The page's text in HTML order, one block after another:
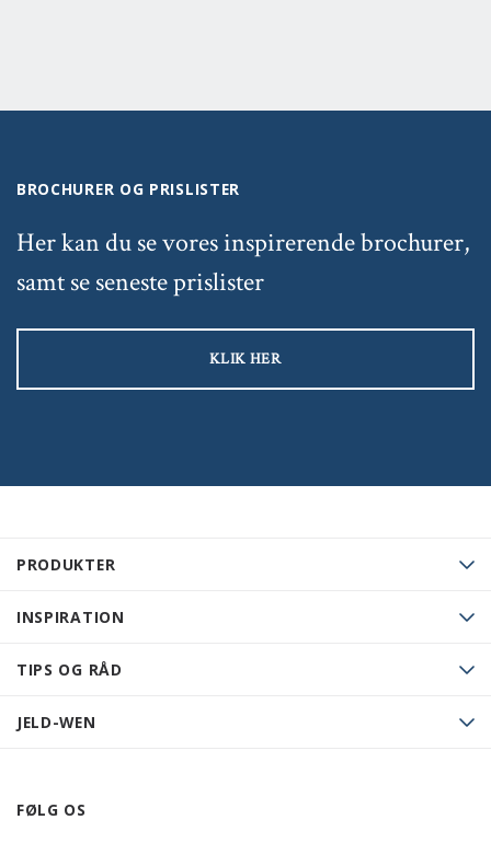
PRODUKTER
INSPIRATION
TIPS OG RÅD
JELD-WEN
FØLG OS
BROCHURER OG PRISLISTER
Her kan du se vores inspirerende brochurer,
samt se seneste prislister
KLIK HER